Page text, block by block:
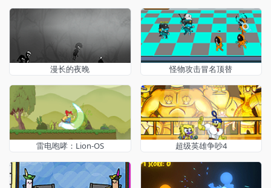
漫长的夜晚 怪物攻击冒名顶替
雷电咆哮：Lion-OS 超级英雄争吵4